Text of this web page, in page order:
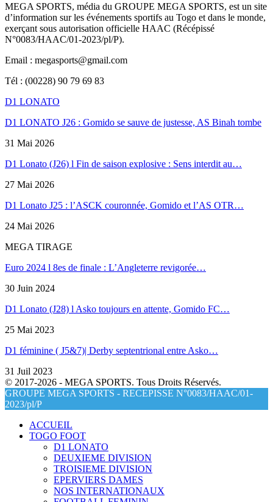
MEGA SPORTS, média du GROUPE MEGA SPORTS, est un site
d’information sur les événements sportifs au Togo et dans le monde,
exerçant sous autorisation officielle HAAC (Récépissé
N°0083/HAAC/01-2023/pl/P).
Email : megasports@gmail.com
Tél : (00228) 90 79 69 83
D1 LONATO
D1 LONATO J26 : Gomido se sauve de justesse, AS Binah tombe
31 Mai 2026
D1 Lonato (J26) l Fin de saison explosive : Sens interdit au…
27 Mai 2026
D1 Lonato J25 : l’ASCK couronnée, Gomido et l’AS OTR…
24 Mai 2026
MEGA TIRAGE
Euro 2024 l 8es de finale : L’Angleterre revigorée…
30 Juin 2024
D1 Lonato (J28) l Asko toujours en attente, Gomido FC…
25 Mai 2023
D1 féminine ( J5&7)| Derby septentrional entre Asko…
31 Juil 2023
© 2017-2026 - MEGA SPORTS. Tous Droits Réservés.
GROUPE MEGA SPORTS - RECEPISSE N°0083/HAAC/01-
2023/pl/P
ACCUEIL
TOGO FOOT
D1 LONATO
DEUXIEME DIVISION
TROISIEME DIVISION
EPERVIERS DAMES
NOS INTERNATIONAUX